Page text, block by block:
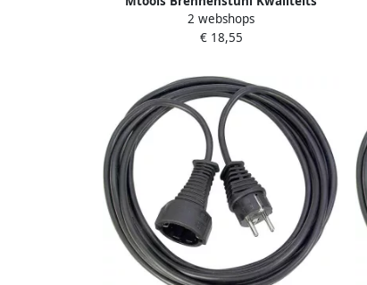
kunststof verlengsnoer 10m rood
H05VV-F 3G1 5 |
2 webshops
€ 18,55